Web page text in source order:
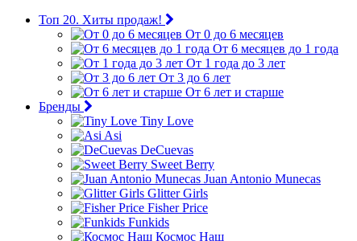
Топ 20. Хиты продаж!
От 0 до 6 месяцев
От 6 месяцев до 1 года
От 1 года до 3 лет
От 3 до 6 лет
От 6 лет и старше
Бренды
Tiny Love
Asi
DeCuevas
Sweet Berry
Juan Antonio Munecas
Glitter Girls
Fisher Price
Funkids
Космос Наш